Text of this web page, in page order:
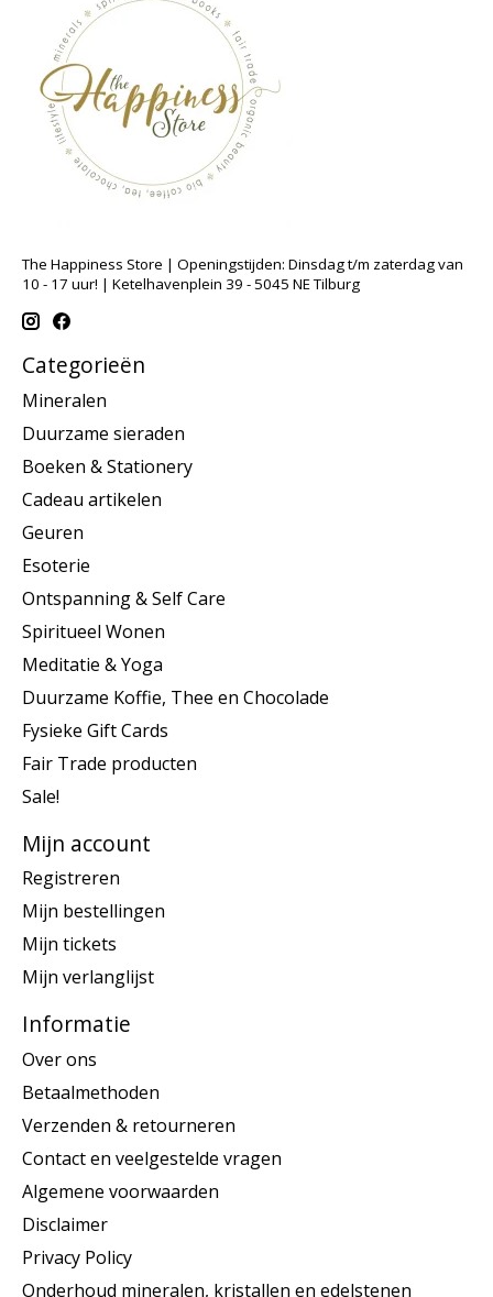
The Happiness Store | Openingstijden: Dinsdag t/m zaterdag van
10 - 17 uur! | Ketelhavenplein 39 - 5045 NE Tilburg
Categorieën
Mineralen
Duurzame sieraden
Boeken & Stationery
Cadeau artikelen
Geuren
Esoterie
Ontspanning & Self Care
Spiritueel Wonen
Meditatie & Yoga
Duurzame Koffie, Thee en Chocolade
Fysieke Gift Cards
Fair Trade producten
Sale!
Mijn account
Registreren
Mijn bestellingen
Mijn tickets
Mijn verlanglijst
Informatie
Over ons
Betaalmethoden
Verzenden & retourneren
Contact en veelgestelde vragen
Algemene voorwaarden
Disclaimer
Privacy Policy
Onderhoud mineralen, kristallen en edelstenen